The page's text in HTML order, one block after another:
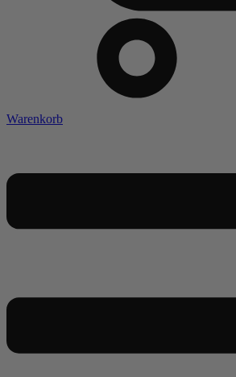
Warenkorb